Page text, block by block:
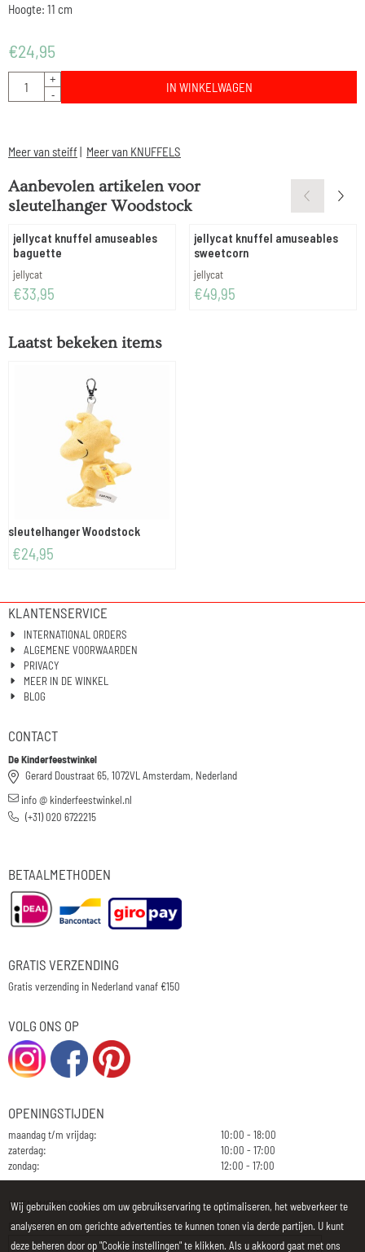
Hoogte: 11 cm
€24,95
Aantal
+
-
IN WINKELWAGEN
Meer van steiff| Meer van KNUFFELS
Aanbevolen artikelen voor
sleutelhanger Woodstock
jellycat knuffel amuseables
baguette
Merk:
jellycat
Prijs: 33,95
€33,95
jellycat knuffel amuseables
sweetcorn
Merk:
jellycat
Prijs: 49,95
€49,95
Laatst bekeken items
sleutelhanger Woodstock
€24,95
KLANTENSERVICE
INTERNATIONAL ORDERS
ALGEMENE VOORWAARDEN
PRIVACY
MEER IN DE WINKEL
BLOG
CONTACT
De Kinderfeestwinkel
Gerard Doustraat 65, 1072VL Amsterdam, Nederland
info @ kinderfeestwinkel.nl
(+31) 020 6722215
BETAALMETHODEN
GRATIS VERZENDING
Gratis verzending in Nederland vanaf €150
VOLG ONS OP
OPENINGSTIJDEN
maandag t/m vrijdag:
10:00 - 18:00
zaterdag:
10:00 - 17:00
zondag:
12:00 - 17:00
NIEUWSBRIEF
E-mailadres:
Wij gebruiken cookies om uw gebruikservaring te optimaliseren, het webverkeer te
analyseren en om gerichte advertenties te kunnen tonen via derde partijen. U kunt
deze beheren door op "Cookie instellingen" te klikken. Als u akkoord gaat met ons